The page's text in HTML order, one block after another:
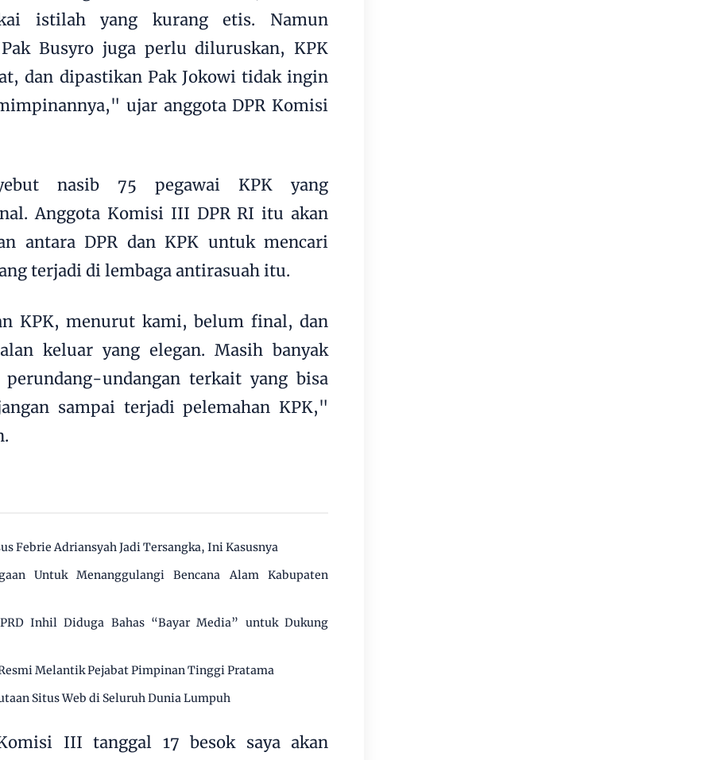
istilah yang kurang etis. Namun
Busyro juga perlu diluruskan, KPK
dan dipastikan Pak Jokowi tidak ingin
ujar anggota DPR Komisi
nasib 75 pegawai KPK yang
Anggota Komisi III DPR RI itu akan
antara DPR dan KPK untuk mencari
terjadi di lembaga antirasuah itu.
KPK, menurut kami, belum final, dan
keluar yang elegan. Masih banyak
undangan terkait yang bisa
sampai terjadi pelemahan KPK,"
Febrie Adriansyah Jadi Tersangka, Ini Kasusnya
Untuk Menanggulangi Bencana Alam Kabupaten
Inhil Diduga Bahas “Bayar Media” untuk Dukung
Melantik Pejabat Pimpinan Tinggi Pratama
Situs Web di Seluruh Dunia Lumpuh
III tanggal 17 besok saya akan